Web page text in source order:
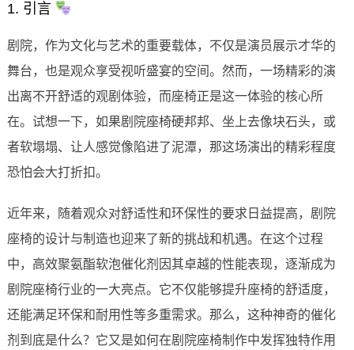
1. 引言
剧院，作为文化与艺术的重要载体，不仅是演员展示才华的
舞台，也是观众享受视听盛宴的空间。然而，一场精彩的演
出离不开舒适的观剧体验，而座椅正是这一体验的核心所
在。试想一下，如果剧院座椅硬邦邦、坐上去像块石头，或
者软塌塌、让人感觉像陷进了泥潭，那这场演出的精彩程度
恐怕会大打折扣。
近年来，随着观众对舒适性和环保性的要求日益提高，剧院
座椅的设计与制造也迎来了新的挑战和机遇。在这个过程
中，高效聚氨酯软泡催化剂因其卓越的性能表现，逐渐成为
剧院座椅行业的一大亮点。它不仅能够提升座椅的舒适度，
还能满足环保和耐用性等多重需求。那么，这种神奇的催化
剂到底是什么？它又是如何在剧院座椅制作中发挥独特作用